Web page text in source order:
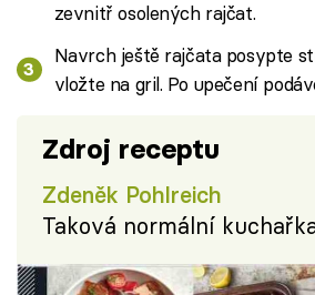
zevnitř osolených rajčat.
Navrch ještě rajčata posypte
vložte na gril. Po upečení
Zdroj receptu
Zdeněk Pohlreich
Taková normální